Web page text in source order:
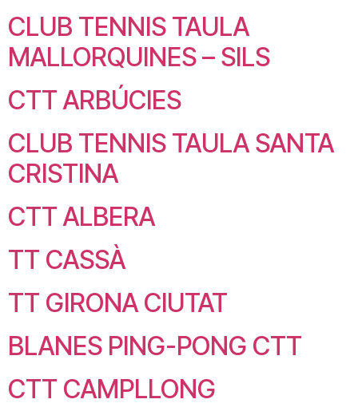
CLUB TENNIS TAULA
MALLORQUINES – SILS
CTT ARBÚCIES
CLUB TENNIS TAULA SANTA
CRISTINA
CTT ALBERA
TT CASSÀ
TT GIRONA CIUTAT
BLANES PING-PONG CTT
CTT CAMPLLONG